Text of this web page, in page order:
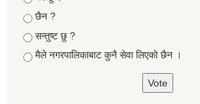
छैन ?
सन्तुष्ट छु ?
मैले नगरपालिकाबाट कुनै सेवा लिएकाे छैन ।